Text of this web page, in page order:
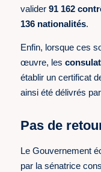
valider91 162
136 nationalités.
Enfin, lorsque ces
œuvre, les
établir un certificat
ainsi été délivrés
Pas de
Le Gouvernement
par la sénatrice